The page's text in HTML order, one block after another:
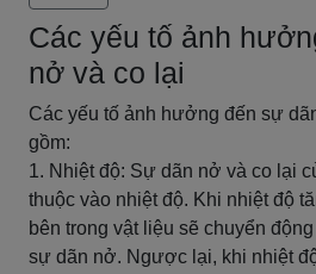
Các yếu tố ảnh
nở và co lại
Các yếu tố ảnh hưởng đến sự
gồm:
1. Nhiệt độ: Sự dãn nở và co lại
thuộc vào nhiệt độ. Khi nhiệt độ
bên trong vật liệu sẽ chuyển
sự dãn nở. Ngược lại, khi nhiệt